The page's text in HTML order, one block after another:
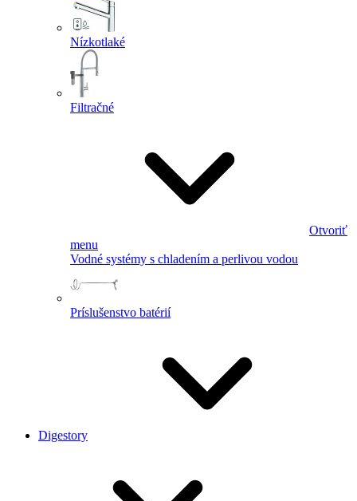
Nízkotlaké
Filtračné
Otvoriť
menu
Vodné systémy s chladením a perlivou vodou
Príslušenstvo batérií
Digestory